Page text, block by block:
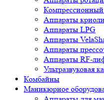
Аппараты
Аппараты LPG
Аппараты
Аппараты
Аппараты RF-
Ультразвуковая
Комбайны
Маникюрное